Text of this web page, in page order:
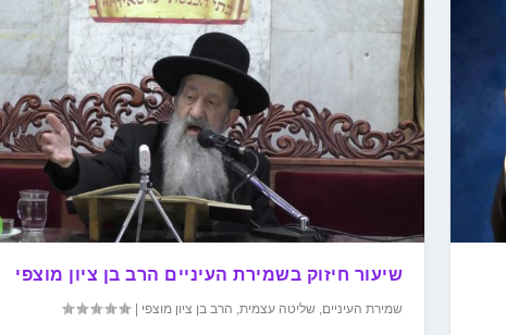
שיעור חיזוק בשמירת העיניים הרב בן ציון מוצפי
שמירת העיניים, שליטה עצמית, הרב בן ציון מוצפי